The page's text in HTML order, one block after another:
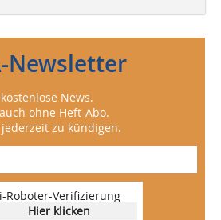
Newsletter
News.
ohne Heft-Abo.
zu kündigen.
Roboter-Verifizierung
Hier klicken